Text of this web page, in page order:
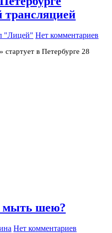
трансляцией
"Лицей" Нет комментариев
стартует в Петербурге 28
мыть шею?
Нет комментариев